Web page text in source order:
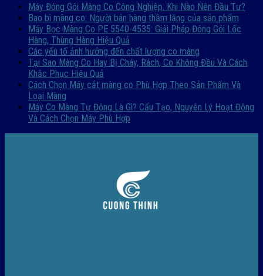
Máy Đóng Gói Màng Co Công Nghiệp: Khi Nào Nên Đầu Tư?
Bao bì màng co: Người bán hàng thầm lặng của sản phẩm
Máy Bọc Màng Co PE 5540-4535: Giải Pháp Đóng Gói Lốc
Hàng, Thùng Hàng Hiệu Quả
Các yếu tố ảnh hưởng đến chất lượng co màng
Tại Sao Màng Co Hay Bị Cháy, Rách, Co Không Đều Và Cách
Khắc Phục Hiệu Quả
Cách Chọn Máy cắt màng co Phù Hợp Theo Sản Phẩm Và
Loại Màng
Máy Co Màng Tự Động Là Gì? Cấu Tạo, Nguyên Lý Hoạt Động
Và Cách Chọn Máy Phù Hợp